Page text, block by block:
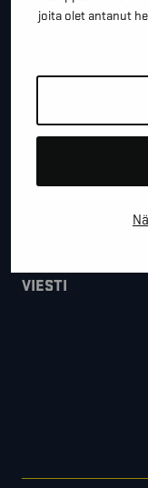
joita olet antanut
YRITYS
VIESTI